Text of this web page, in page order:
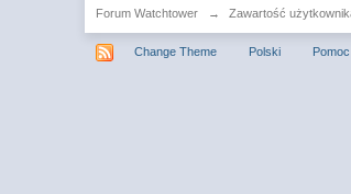
Forum Watchtower → Zawartość
Change Theme Polski Pomoc